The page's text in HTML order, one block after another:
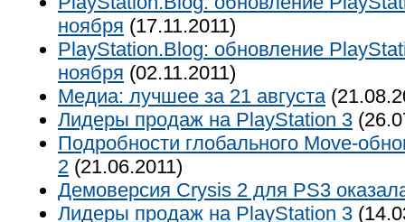
ноября (17.11.2011)
PlayStation.Blog: обновление
ноября (02.11.2011)
Медиа: лучшее за 21 августа
Лидеры продаж на PlayStation 3
Подробности глобального Move-
2 (21.06.2011)
Демоверсия Crysis 2 для PS3
Лидеры продаж на PlayStation 3